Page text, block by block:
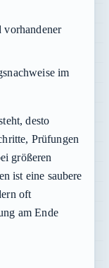
vorhandener
im
desto
Prüfungen
größeren
ist eine saubere
oft
am Ende